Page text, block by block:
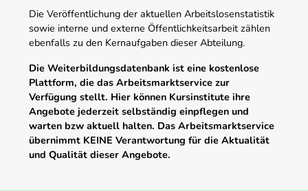
Die Veröffentlichung der aktuellen Arbeitslosenstatistik
sowie interne und externe Öffentlichkeitsarbeit zählen
ebenfalls zu den Kernaufgaben dieser Abteilung.
Die Weiterbildungsdatenbank ist eine kostenlose
Plattform, die das Arbeitsmarktservice zur
Verfügung stellt. Hier können Kursinstitute ihre
Angebote jederzeit selbständig einpflegen und
warten bzw aktuell halten. Das Arbeitsmarktservice
übernimmt KEINE Verantwortung für die Aktualität
und Qualität dieser Angebote.